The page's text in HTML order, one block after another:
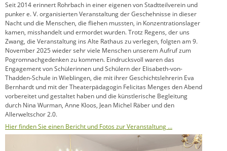
Seit 2014 erinnert Rohrbach in einer eigenen von Stadtteilverein und
punker e. V. organisierten Veranstaltung der Geschehnisse in dieser
Nacht und die Menschen, die fliehen mussten, in Konzentrationslager
kamen, misshandelt und ermordet wurden. Trotz Regens, der uns
Zwang, die Veranstaltung ins Alte Rathaus zu verlegen, folgten am 9.
November 2025 wieder sehr viele Menschen unserem Aufruf zum
Pogromnachgedenken zu kommen. Eindrucksvoll waren das
Engagement von Schülerinnen und Schülern der Elisabeth-von-
Thadden-Schule in Wieblingen, die mit ihrer Geschichtslehrerin Eva
Bernhardt und mit der Theaterpädagogin Felicitas Menges den Abend
vorbereitet und gestaltet haben und die künstlerische Begleitung
durch Nina Wurman, Anne Kloos, Jean Michel Räber und den
Allerweltschor 2.0.
Hier finden Sie einen Bericht und Fotos zur Veranstaltung …